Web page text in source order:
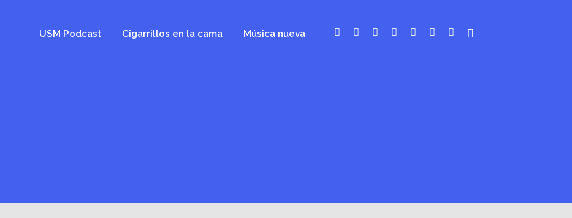
USM Podcast Cigarrillos en la cama Música nueva